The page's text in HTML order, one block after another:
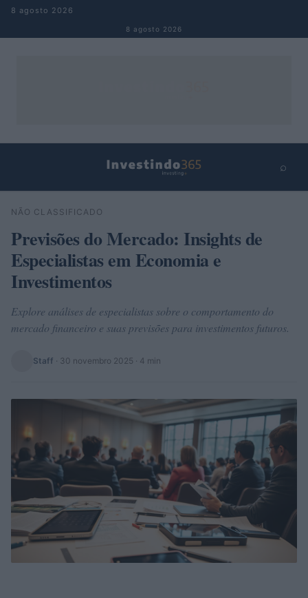
Pular para o conteúdo
8 agosto 2026
8 agosto 2026
⌕
Buscar
NÃO CLASSIFICADO
Previsões do Mercado: Insights de
Especialistas em Economia e
Investimentos
Explore análises de especialistas sobre o comportamento do
mercado financeiro e suas previsões para investimentos futuros.
Staff · 30 novembro 2025 · 4 min